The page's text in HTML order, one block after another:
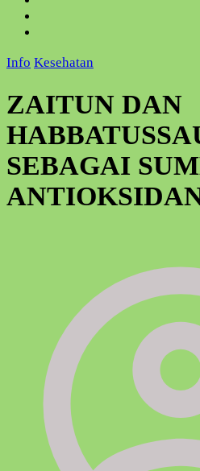
Info Kesehatan
ZAITUN DAN
SEBAGAI